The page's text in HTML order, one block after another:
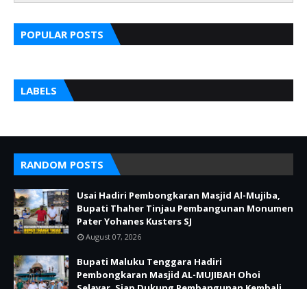
POPULAR POSTS
LABELS
RANDOM POSTS
Usai Hadiri Pembongkaran Masjid Al-Mujiba,
Bupati Thaher Tinjau Pembangunan Monumen
Pater Yohanes Kusters SJ
August 07, 2026
Bupati Maluku Tenggara Hadiri
Pembongkaran Masjid AL-MUJIBAH Ohoi